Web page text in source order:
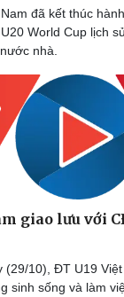
đã kết thúc
World Cup lịch
nhà.
giao lưu với
(29/10), ĐT U19
sinh sống và làm